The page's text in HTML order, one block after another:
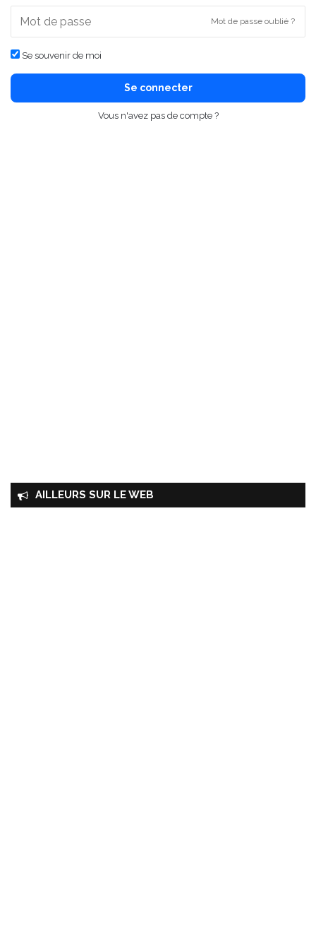
Mot de passe oublié ?
Se souvenir de moi
Se connecter
Vous n'avez pas de compte ?
AILLEURS SUR LE WEB